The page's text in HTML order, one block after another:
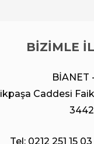
BİZİMLE
BİANET
Caddesi
Tel: 0212 251 15 03